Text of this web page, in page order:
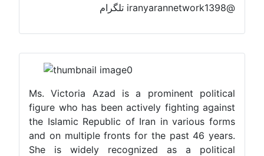
Ms. Victoria Azad is a prominent political
figure who has been actively fighting against
the Islamic Republic of Iran in various forms
and on multiple fronts for the past 46 years.
She is widely recognized as a political
@iranyarannetwork1398 تلگرام